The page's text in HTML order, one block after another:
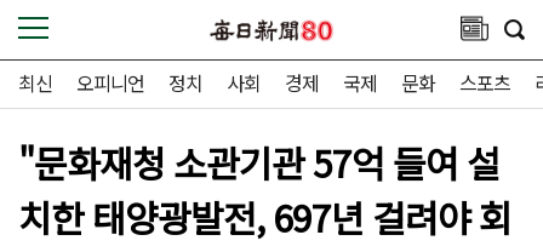
최신 오피니언 정치 사회 경제 국제 문화 스포츠
"문화재청 소관기관 57억 들여 설
치한 태양광발전, 697년 걸려야 회